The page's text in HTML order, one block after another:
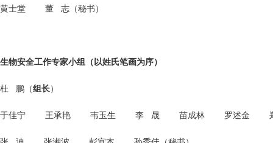
黄士堂 董 志（秘书）
生物安全工作专家小组 （以姓氏笔画为序）
杜 鹏（组长）
于佳宁 王承艳 韦玉生 李 晟 苗成林 罗述金